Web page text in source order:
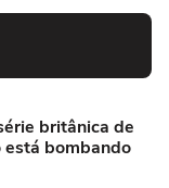
britânica de
está bombando